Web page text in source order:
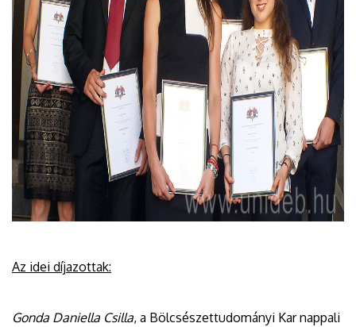
Az idei díjazottak:
Gonda Daniella Csilla, a Bölcsészettudományi Kar nappali